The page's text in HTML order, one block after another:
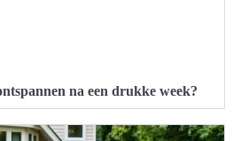
na een drukke week?